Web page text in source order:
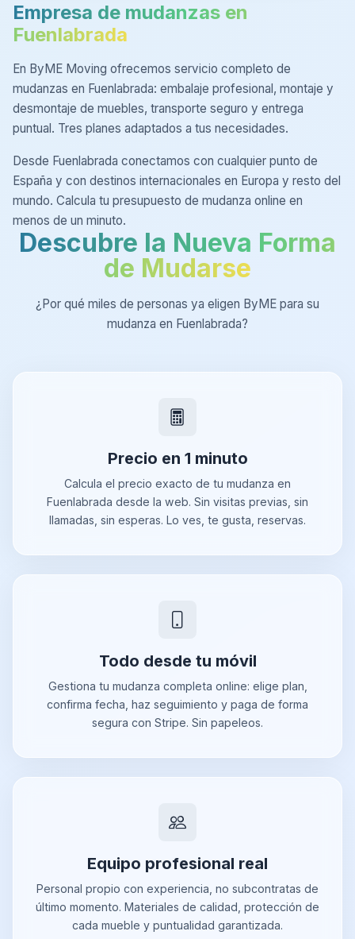
Empresa de mudanzas en
Fuenlabrada
En ByME Moving ofrecemos servicio completo de
mudanzas en Fuenlabrada: embalaje profesional, montaje y
desmontaje de muebles, transporte seguro y entrega
puntual. Tres planes adaptados a tus necesidades.
Desde Fuenlabrada conectamos con cualquier punto de
España y con destinos internacionales en Europa y resto del
mundo. Calcula tu presupuesto de mudanza online en
menos de un minuto.
Descubre la Nueva Forma
de Mudarse
¿Por qué miles de personas ya eligen ByME para su
mudanza en Fuenlabrada?
Precio en 1 minuto
Calcula el precio exacto de tu mudanza en
Fuenlabrada desde la web. Sin visitas previas, sin
llamadas, sin esperas. Lo ves, te gusta, reservas.
Todo desde tu móvil
Gestiona tu mudanza completa online: elige plan,
confirma fecha, haz seguimiento y paga de forma
segura con Stripe. Sin papeleos.
Equipo profesional real
Personal propio con experiencia, no subcontratas de
último momento. Materiales de calidad, protección de
cada mueble y puntualidad garantizada.